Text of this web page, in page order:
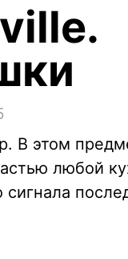
В этом
любой